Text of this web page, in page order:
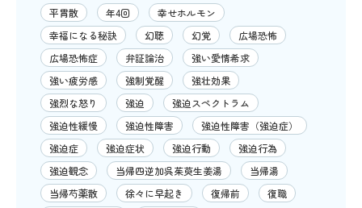
平胃散
年4回
幸せホルモン
幸福になる秘訣
幻聴 幻覚
広場恐怖
広場恐怖症
弁証論治
強い愛情希求
強い疲労感
強制覚醒
強壮効果
強烈な怒り
強迫
強迫スペクトラム
強迫性緩慢
強迫性障害
強迫性障害（強迫症）
強迫症
強迫症状 強迫行動
強迫行為
強迫観念
当帰四逆加呉茱萸生姜湯
当帰湯
当帰芍薬散
徐々に早起き 復帰前
復職